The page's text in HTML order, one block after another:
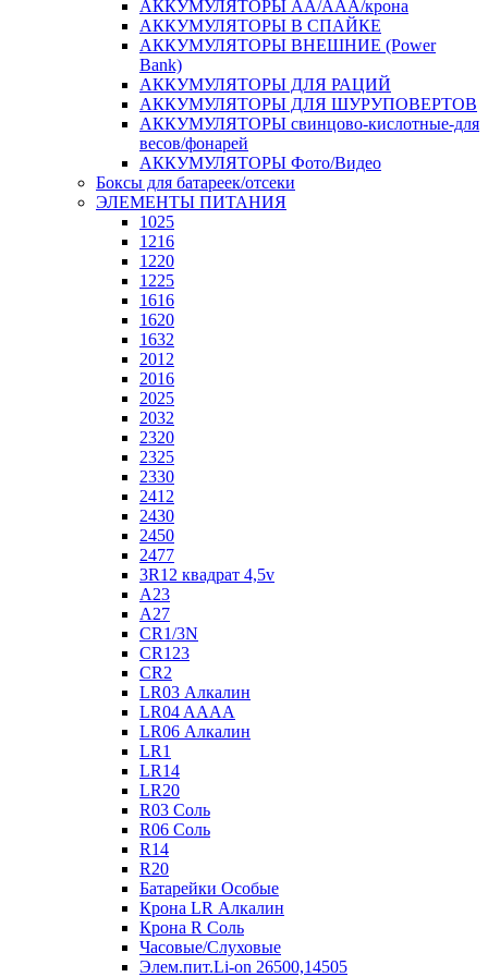
АККУМУЛЯТОРЫ АА/ААА/крона
АККУМУЛЯТОРЫ В СПАЙКЕ
АККУМУЛЯТОРЫ ВНЕШНИЕ (Power
Bank)
АККУМУЛЯТОРЫ ДЛЯ РАЦИЙ
АККУМУЛЯТОРЫ ДЛЯ ШУРУПОВЕРТОВ
АККУМУЛЯТОРЫ свинцово-кислотные-для
весов/фонарей
АККУМУЛЯТОРЫ Фото/Видео
Боксы для батареек/отсеки
ЭЛЕМЕНТЫ ПИТАНИЯ
1025
1216
1220
1225
1616
1620
1632
2012
2016
2025
2032
2320
2325
2330
2412
2430
2450
2477
3R12 квадрат 4,5v
A23
A27
CR1/3N
CR123
CR2
LR03 Алкалин
LR04 AAAA
LR06 Алкалин
LR1
LR14
LR20
R03 Соль
R06 Соль
R14
R20
Батарейки Особые
Крона LR Алкалин
Крона R Соль
Часовые/Слуховые
Элем.пит.Li-on 26500,14505